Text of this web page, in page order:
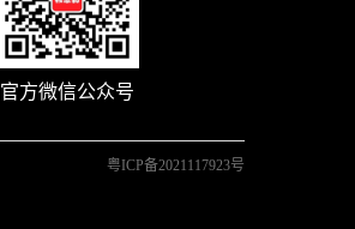
官方微信公众号
粤ICP备2021117923号